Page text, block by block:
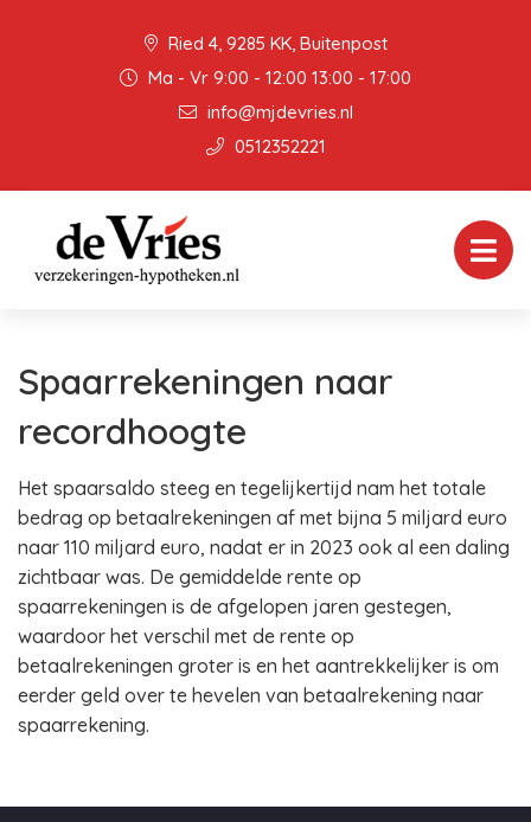
Ried 4, 9285 KK, Buitenpost
Ma - Vr 9:00 - 12:00 13:00 - 17:00
info@mjdevries.nl
0512352221
Spaarrekeningen naar
recordhoogte
Het spaarsaldo steeg en tegelijkertijd nam het totale
bedrag op betaalrekeningen af met bijna 5 miljard euro
naar 110 miljard euro, nadat er in 2023 ook al een daling
zichtbaar was. De gemiddelde rente op
spaarrekeningen is de afgelopen jaren gestegen,
waardoor het verschil met de rente op
betaalrekeningen groter is en het aantrekkelijker is om
eerder geld over te hevelen van betaalrekening naar
spaarrekening.